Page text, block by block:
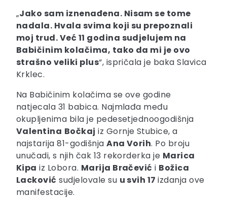
„Jako sam iznenađena. Nisam se tome
nadala. Hvala svima koji su prepoznali
moj trud. Već 11 godina sudjelujem na
Babičinim kolačima, tako da mi je ovo
strašno veliki plus“, ispričala je baka Slavica
Krklec.
Na Babičinim kolačima se ove godine
natjecala 31 babica. Najmlađa među
okupljenima bila je pedesetjednoogodišnja
Valentina Bočkaj iz Gornje Stubice, a
najstarija 81-godišnjaAna Vorih. Po broju
unučadi, s njih čak 13 rekorderka je Marica
Kipa iz Lobora. Marija Bračević i Božica
Lacković sudjelovale su u svih 17izdanja ove
manifestacije.